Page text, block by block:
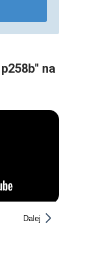
na
Dalej